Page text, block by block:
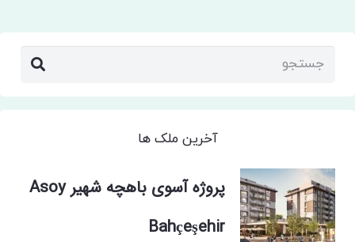
آخرین ملک ها
پروژه آسوی باهچه شهیر Asoy
Bahçeşehir